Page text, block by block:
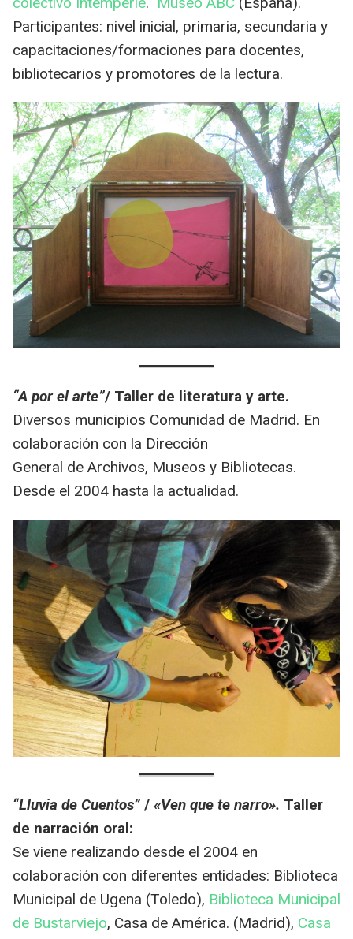
Participantes: nivel inicial, primaria, secundaria y
capacitaciones/formaciones para docentes,
bibliotecarios y promotores de la lectura.
“A por el arte”/ Taller de literatura y arte.
Diversos municipios Comunidad de Madrid. En
colaboración con la Dirección
General de Archivos, Museos y Bibliotecas.
Desde el 2004 hasta la actualidad.
“Lluvia de Cuentos” / «Ven que te narro». Taller
de narración oral:
Se viene realizando desde el 2004 en
colaboración con diferentes entidades: Biblioteca
Municipal de Ugena (Toledo), Biblioteca Municipal
de Bustarviejo, Casa de América. (Madrid), Casa